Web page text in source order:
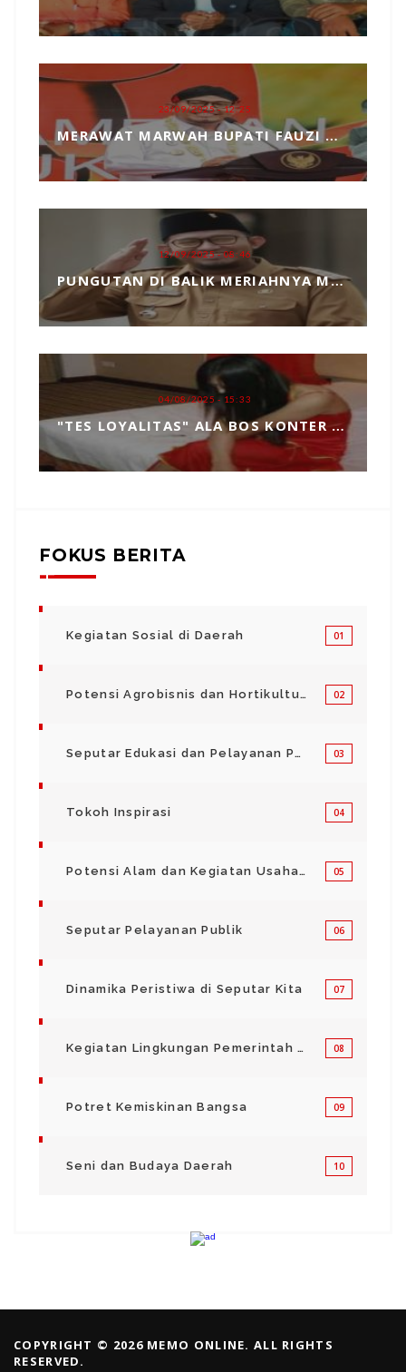
23/09/2025 - 12:25
MERAWAT MARWAH BUPATI FAUZI DARI TANGAN JAHIL PENYELENGGARA EVENT MCF 2025
12/09/2025 - 08:46
PUNGUTAN DI BALIK MERIAHNYA MADURA CULTURE FESTIVAL 2025 RP739 JUTA DAN PENGKHIANATAN TERHADAP BUPATI FAUZI
04/08/2025 - 15:33
"TES LOYALITAS" ALA BOS KONTER HP, TOPENG MANIPULASI BERKEDOK KEPERCAYAAN
FOKUS BERITA
Kegiatan Sosial di Daerah 01
Potensi Agrobisnis dan Hortikultura 02
Seputar Edukasi dan Pelayanan Pendidikan 03
Tokoh Inspirasi 04
Potensi Alam dan Kegiatan Usaha Kecil Menegah 05
Seputar Pelayanan Publik 06
Dinamika Peristiwa di Seputar Kita 07
Kegiatan Lingkungan Pemerintah Kabupaten di Indonesia 08
Potret Kemiskinan Bangsa 09
Seni dan Budaya Daerah 10
COPYRIGHT © 2026 MEMO ONLINE. ALL RIGHTS
RESERVED.